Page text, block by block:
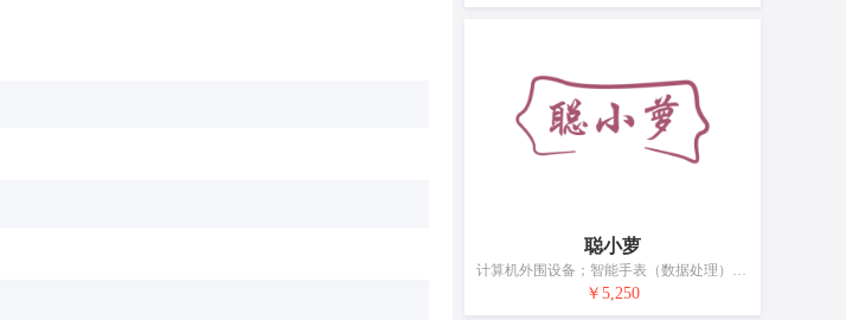
聪小萝
计算机外围设备；智能手表（数据处理）；计步器；手机屏幕专用保护膜；扬声器音箱；耳机；自拍杆（手持单脚架）；视频显示屏；眼镜；电池充电器
￥5,250